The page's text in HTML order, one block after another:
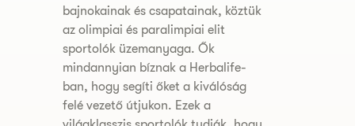
bajnokainak és csapatainak, köztük
az olimpiai és paralimpiai elit
sportolók üzemanyaga. Ők
mindannyian bíznak a Herbalife-
ban, hogy segíti őket a kiválóság
felé vezető útjukon. Ezek a